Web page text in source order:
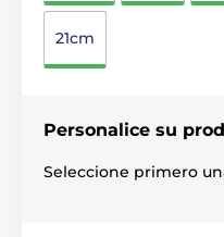
21cm
Personalice su
Seleccione primero